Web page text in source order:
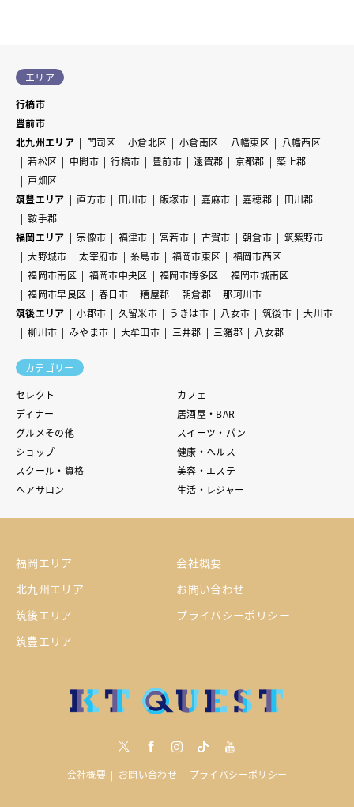
エリア
行橋市
豊前市
北九州エリア
門司区 小倉北区 小倉南区 八幡東区
八幡西区
若松区
中間市 行橋市 豊前市 遠賀郡 京都郡
築上郡
戸畑区
筑豊エリア
直方市 田川市 飯塚市 嘉麻市 嘉穂郡
田川郡
鞍手郡
福岡エリア
宗像市 福津市 宮若市 古賀市 朝倉市
筑紫野市
大野城市
太宰府市 糸島市 福岡市東区
福岡市西区
福岡市南区
福岡市中央区 福岡市博多区
福岡市城南区
福岡市早良区
春日市 糟屋郡 朝倉郡
那珂川市
筑後エリア
小郡市 久留米市 うきは市 八女市 筑後市
大川市
柳川市
みやま市 大牟田市 三井郡 三潴郡 八女郡
カテゴリー
セレクト
カフェ
ディナー
居酒屋・BAR
グルメその他
スイーツ・パン
ショップ
健康・ヘルス
スクール・資格
美容・エステ
ヘアサロン
生活・レジャー
福岡エリア
北九州エリア
筑後エリア
筑豊エリア
会社概要
お問い合わせ
プライバシーポリシー
Instagramtiktock youtube
会社概要 お問い合わせ プライバシーポリシー